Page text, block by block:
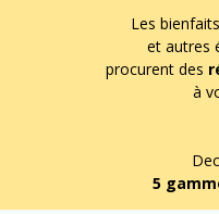
Les
et autres
procurent des
à
5